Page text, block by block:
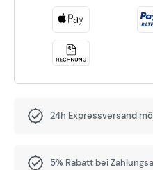
24h Expressversand
5% Rabatt bei